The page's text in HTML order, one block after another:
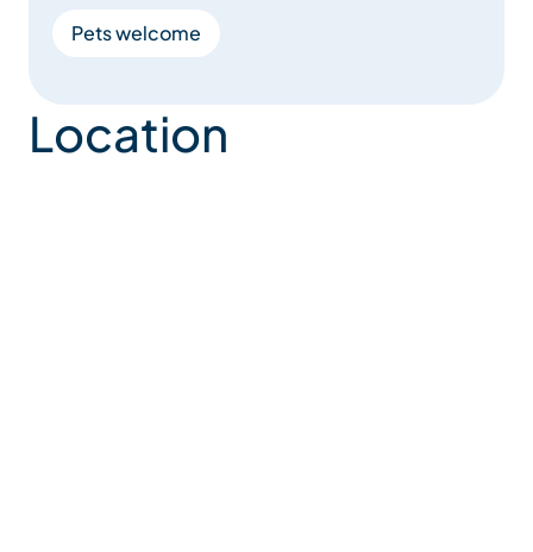
Pets welcome
Location